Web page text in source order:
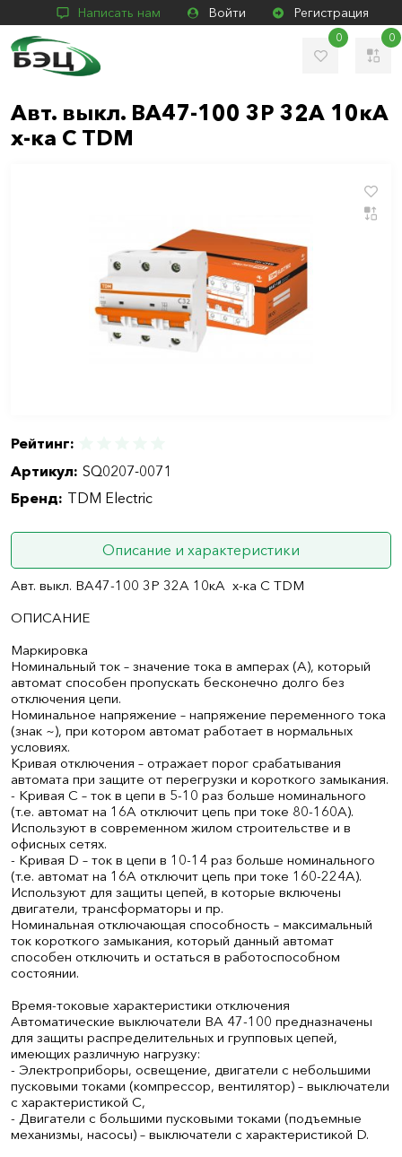
Написать нам Войти Регистрация
0 0
Авт. выкл. ВА47-100 3Р 32А 10кА
х-ка С TDM
Рейтинг:
Артикул: SQ0207-0071
Бренд: TDM Electric
Описание и характеристики
Авт. выкл. ВА47-100 3Р 32А 10кА х-ка С TDM
ОПИСАНИЕ
Маркировка
Номинальный ток – значение тока в амперах (А), который
автомат способен пропускать бесконечно долго без
отключения цепи.
Номинальное напряжение – напряжение переменного тока
(знак ~), при котором автомат работает в нормальных
условиях.
Кривая отключения – отражает порог срабатывания
автомата при защите от перегрузки и короткого замыкания.
- Кривая С – ток в цепи в 5-10 раз больше номинального
(т.е. автомат на 16А отключит цепь при токе 80-160А).
Используют в современном жилом строительстве и в
офисных сетях.
- Кривая D – ток в цепи в 10-14 раз больше номинального
(т.е. автомат на 16А отключит цепь при токе 160-224А).
Используют для защиты цепей, в которые включены
двигатели, трансформаторы и пр.
Номинальная отключающая способность – максимальный
ток короткого замыкания, который данный автомат
способен отключить и остаться в работоспособном
состоянии.
Время-токовые характеристики отключения
Автоматические выключатели ВА 47-100 предназначены
для защиты распределительных и групповых цепей,
имеющих различную нагрузку:
- Электроприборы, освещение, двигатели с небольшими
пусковыми токами (компрессор, вентилятор) – выключатели
с характеристикой C,
- Двигатели с большими пусковыми токами (подъемные
механизмы, насосы) – выключатели с характеристикой D.